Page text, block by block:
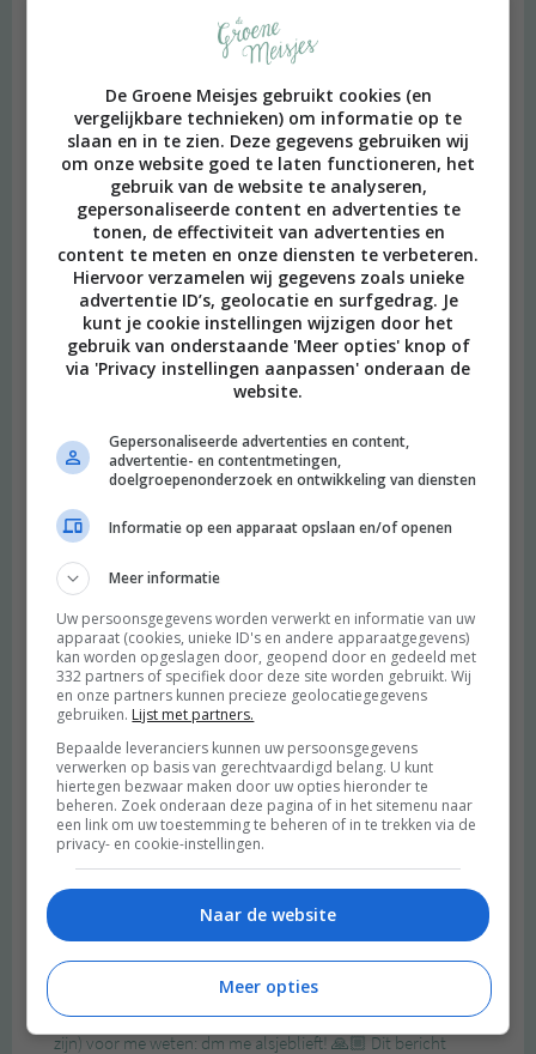
De Groene Meisjes gebruikt cookies (en
vergelijkbare technieken) om informatie op te
slaan en in te zien. Deze gegevens gebruiken wij
om onze website goed te laten functioneren, het
gebruik van de website te analyseren,
gepersonaliseerde content en advertenties te
tonen, de effectiviteit van advertenties en
content te meten en onze diensten te verbeteren.
Hiervoor verzamelen wij gegevens zoals unieke
advertentie ID’s, geolocatie en surfgedrag. Je
kunt je cookie instellingen wijzigen door het
gebruik van onderstaande 'Meer opties' knop of
via 'Privacy instellingen aanpassen' onderaan de
website.
Gepersonaliseerde advertenties en content,
advertentie- en contentmetingen,
doelgroepenonderzoek en ontwikkeling van diensten
Informatie op een apparaat opslaan en/of openen
Meer informatie
Uw persoonsgegevens worden verwerkt en informatie van uw
apparaat (cookies, unieke ID's en andere apparaatgegevens)
kan worden opgeslagen door, geopend door en gedeeld met
332 partners of specifiek door deze site worden gebruikt. Wij
en onze partners kunnen precieze geolocatiegegevens
gebruiken. Lijst met partners.
Bepaalde leveranciers kunnen uw persoonsgegevens
verwerken op basis van gerechtvaardigd belang. U kunt
hiertegen bezwaar maken door uw opties hieronder te
beheren. Zoek onderaan deze pagina of in het sitemenu naar
een link om uw toestemming te beheren of in te trekken via de
privacy- en cookie-instellingen.
Naar de website
Meer opties